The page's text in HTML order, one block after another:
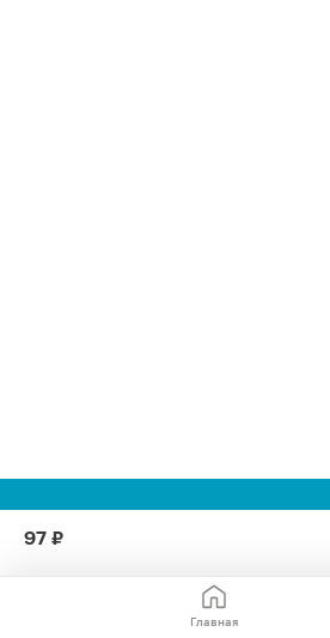
97 ₽
Главная